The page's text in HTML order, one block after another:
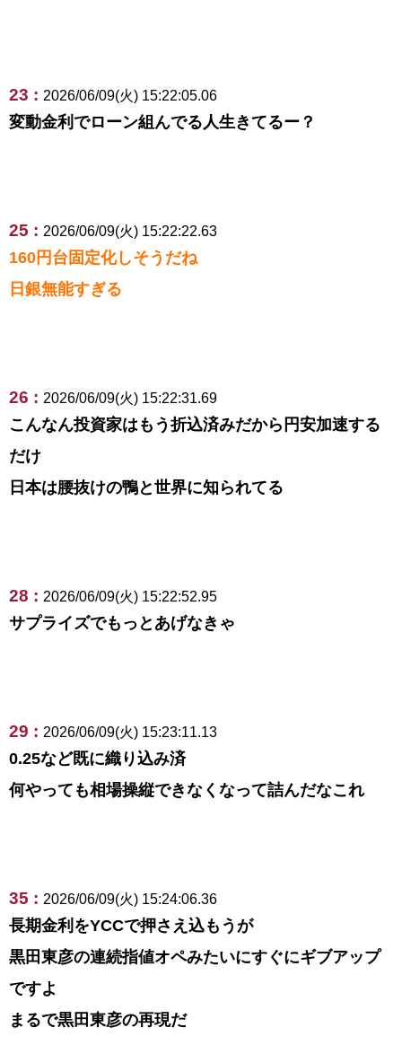
23 : 2026/06/09(火) 15:22:05.06
変動金利でローン組んでる人生きてるー？
25 : 2026/06/09(火) 15:22:22.63
160円台固定化しそうだね
日銀無能すぎる
26 : 2026/06/09(火) 15:22:31.69
こんなん投資家はもう折込済みだから円安加速する
だけ
日本は腰抜けの鴨と世界に知られてる
28 : 2026/06/09(火) 15:22:52.95
サプライズでもっとあげなきゃ
29 : 2026/06/09(火) 15:23:11.13
0.25など既に織り込み済
何やっても相場操縦できなくなって詰んだなこれ
35 : 2026/06/09(火) 15:24:06.36
長期金利をYCCで押さえ込もうが
黒田東彦の連続指値オペみたいにすぐにギブアップ
ですよ
まるで黒田東彦の再現だ